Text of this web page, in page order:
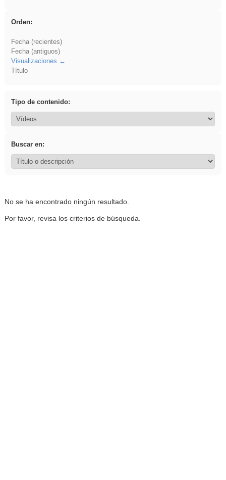
Orden:
Fecha (recientes)
Fecha (antiguos)
Visualizaciones
Título
Tipo de contenido:
Buscar en:
No se ha encontrado ningún resultado.
Por favor, revisa los criterios de búsqueda.